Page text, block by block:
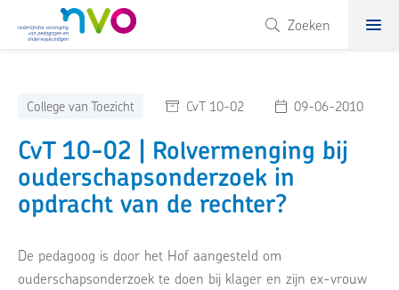
NVO Zoeken
College van Toezicht CvT 10-02 09-06-2010
CvT 10-02 | Rolvermenging bij
ouderschapsonderzoek in
opdracht van de rechter?
De pedagoog is door het Hof aangesteld om
ouderschapsonderzoek te doen bij klager en zijn ex-vrouw